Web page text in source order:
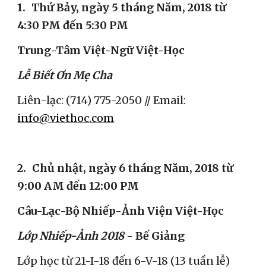
1. Thứ Bảy, ngày 5 tháng Năm, 2018 từ
4:30 PM đến 5:30 PM
Trung-Tâm Việt-Ngữ Việt-Học
Lễ Biết Ơn Mẹ Cha
info@viethoc.com
2. Chủ nhật, ngày 6 tháng Năm, 2018 từ
9:00 AM đến 12:00 PM
Câu-Lạc-Bộ Nhiếp-Ảnh Viện Việt-Học
Lớp Nhiếp-Ảnh 2018 - Bế Giảng
Lớp học từ 21-I-18 đến 6-V-18 (13 tuần lễ)